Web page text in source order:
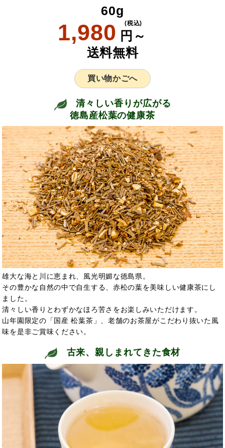
60g
1,980 円～
(税込)
送料無料
買い物かごへ
清々しい香りが広がる
徳島産松葉の健康茶
雄大な海と川に恵まれ、風光明媚な徳島県。
その豊かな自然の中で自生する、赤松の葉を美味しい健康茶にし
ました。
清々しい香りとわずかなほろ苦さをお楽しみいただけます。
山年園限定の「国産 松葉茶」、老舗のお茶屋がこだわり抜いた風
味を是非ご賞味ください。
古来、親しまれてきた食材